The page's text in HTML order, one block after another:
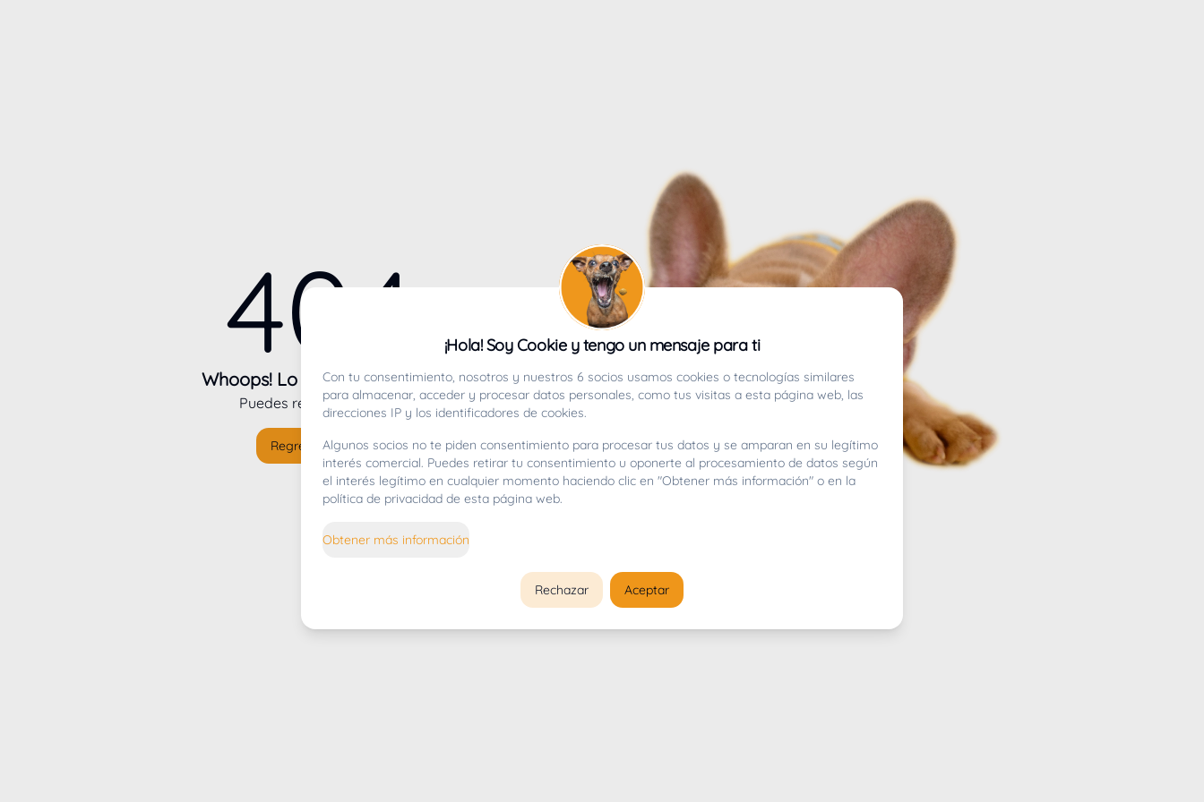
404
Whoops! Lo sentimos mucho.
Puedes regresar alinicio
Regresar al inicio
¡Hola! Soy Cookie y tengo un mensaje para ti
Con tu consentimiento, nosotros y nuestros 6 socios usamos cookies o tecnologías similares
para almacenar, acceder y procesar datos personales, como tus visitas a esta página web, las
direcciones IP y los identificadores de cookies.
Algunos socios no te piden consentimiento para procesar tus datos y se amparan en su legítimo
interés comercial. Puedes retirar tu consentimiento u oponerte al procesamiento de datos según
el interés legítimo en cualquier momento haciendo clic en "Obtener más información" o en la
política de privacidad de esta página web.
Obtener más información
Rechazar Aceptar